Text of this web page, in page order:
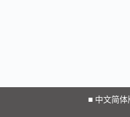
■ 中文简体